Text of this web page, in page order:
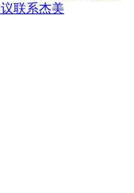
联系杰美